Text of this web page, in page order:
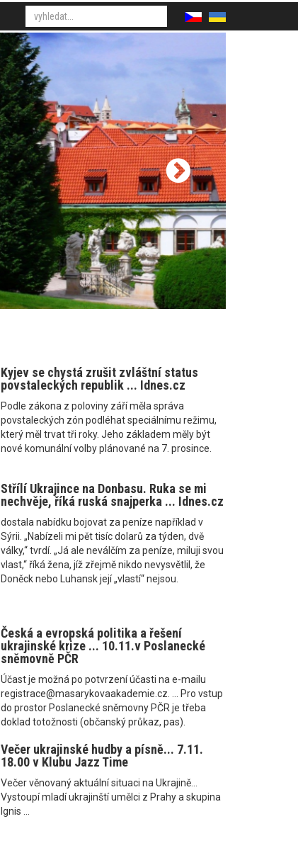
Kyjev se chystá zrušit zvláštní status
povstaleckých republik ... Idnes.cz
Podle zákona z poloviny září měla správa
povstaleckých zón podléhat speciálnímu režimu,
který měl trvat tři roky. Jeho základem měly být
nové komunální volby plánované na 7. prosince.
Střílí Ukrajince na Donbasu. Ruka se mi
nechvěje, říká ruská snajperka ... Idnes.cz
dostala nabídku bojovat za peníze například v
Sýrii. „Nabízeli mi pět tisíc dolarů za týden, dvě
války,“ tvrdí. „Já ale neválčím za peníze, miluji svou
vlast,“ říká žena, jíž zřejmě nikdo nevysvětlil, že
Doněck nebo Luhansk její „vlastí“ nejsou.
Česká a evropská politika a řešení
ukrajinské krize ... 10.11.v Poslanecké
sněmovně PČR
Účast je možná po potvrzení účasti na e-mailu
registrace@masarykovaakademie.cz. ... Pro vstup
do prostor Poslanecké sněmovny PČR je třeba
doklad totožnosti (občanský průkaz, pas).
Večer ukrajinské hudby a písně... 7.11.
18.00 v Klubu Jazz Time
Večer věnovaný aktuální situaci na Ukrajině...
Vystoupí mladí ukrajinští umělci z Prahy a skupina
Ignis ...